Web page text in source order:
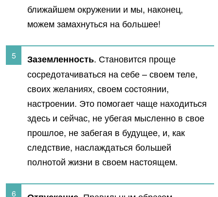
ближайшем окружении и мы, наконец,
можем замахнуться на большее!
Заземленность. Становится проще
сосредотачиваться на себе – своем теле,
своих желаниях, своем состоянии,
настроении. Это помогает чаще находиться
здесь и сейчас, не убегая мысленно в свое
прошлое, не забегая в будущее, и, как
следствие, наслаждаться большей
полнотой жизни в своем настоящем.